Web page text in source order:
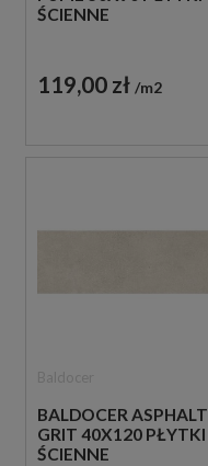
ŚCIENNE
119,00 zł m2
BALDOCER ASPHALT
GRIT 40X120 PŁYTKI
ŚCIENNE